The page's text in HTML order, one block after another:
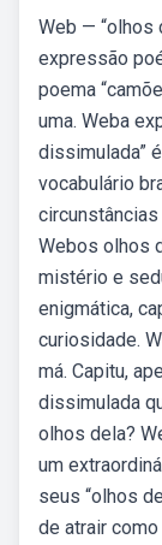
Web — “olhos
expressão
poema
uma. Weba
dissimulada”
vocabulário
Webos olhos
mistério e
enigmática,
curiosidade.
má. Capitu,
dissimulada
olhos dela?
um
seus “olhos
de atrair